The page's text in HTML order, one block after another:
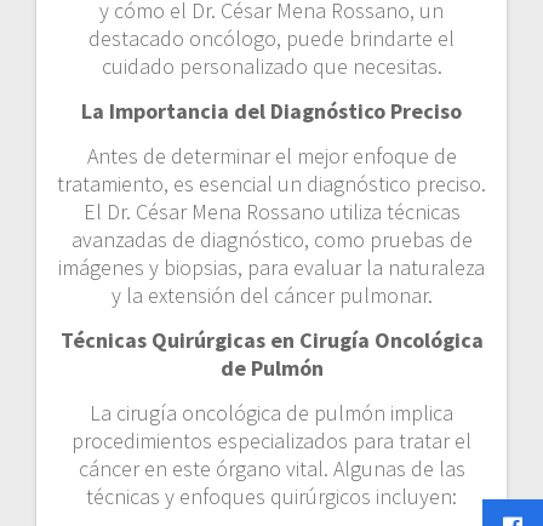
y cómo el Dr. César Mena Rossano, un
destacado oncólogo, puede brindarte el
cuidado personalizado que necesitas.
La Importancia del Diagnóstico Preciso
Antes de determinar el mejor enfoque de
tratamiento, es esencial un diagnóstico preciso.
El Dr. César Mena Rossano utiliza técnicas
avanzadas de diagnóstico, como pruebas de
imágenes y biopsias, para evaluar la naturaleza
y la extensión del cáncer pulmonar.
Técnicas Quirúrgicas en Cirugía Oncológica
de Pulmón
La cirugía oncológica de pulmón implica
procedimientos especializados para tratar el
cáncer en este órgano vital. Algunas de las
técnicas y enfoques quirúrgicos incluyen: